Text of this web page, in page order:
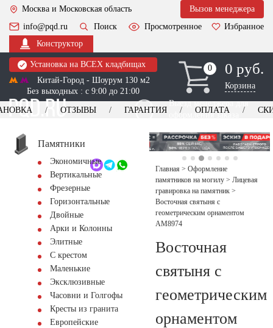
Москва и Московская область
Вызов менеджера
info@pqd.ru
Поиск Просмотренное
Избранное
Конструктор
Установка на ВСЕХ кладбищах
Китай-Город - Шоурум 130 м2
Без выходных : с 9:00 до 21:00
0
0 0 руб.
Корзина
Выезд менеджера для
оформления заказа
+7 (495) 518-44-23
Обратный звонок
ОТЗЫВЫ ГАРАНТИЯ ОПЛАТА
Памятники
Экономичные
Вертикальные
Фрезерные
Горизонтальные
Двойные
Арки и Колонны
Элитные
С крестом
Маленькие
Эксклюзивные
Часовни и Голгофы
Кресты из гранита
Европейские
Главная > Оформление
памятников на могилу > Лицевая
гравировка на памятник >
Восточная святыня с
геометрическим орнаментом
AM8974
Восточная
святыня с
геометрическим
орнаментом